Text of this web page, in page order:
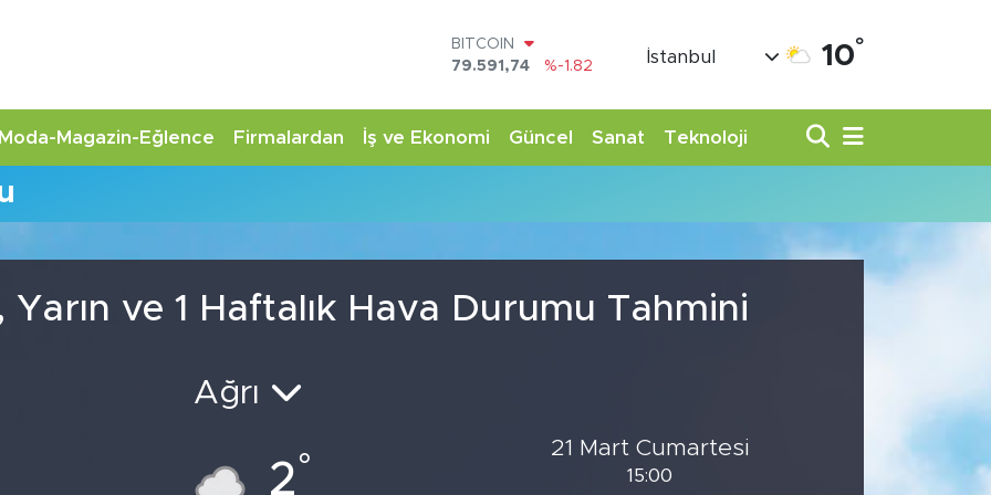
BITCOIN
79.591,74
%-1.82
45,43620
%0.02
EURO
BİST100
İstanbul 10°
Moda-Magazin-Eğlence Firmalardan İş ve Ekonomi Güncel Sanat Teknoloji
ve 1 Haftalık Hava Durumu Tahmini
Ağrı
2°
21 Mart Cumartesi
15:00